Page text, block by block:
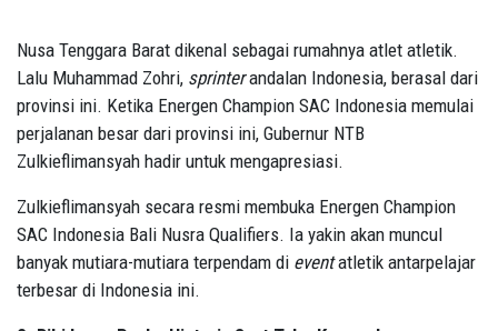
Nusa Tenggara Barat dikenal sebagai rumahnya atlet atletik.
Lalu Muhammad Zohri, sprinterandalan Indonesia, berasal dari
provinsi ini. Ketika Energen Champion SAC Indonesia memulai
perjalanan besar dari provinsi ini, Gubernur NTB
Zulkieflimansyah hadir untuk mengapresiasi.
Zulkieflimansyah secara resmi membuka Energen Champion
SAC Indonesia Bali Nusra Qualifiers. Ia yakin akan muncul
banyak mutiara-mutiara terpendam di eventatletik antarpelajar
terbesar di Indonesia ini.